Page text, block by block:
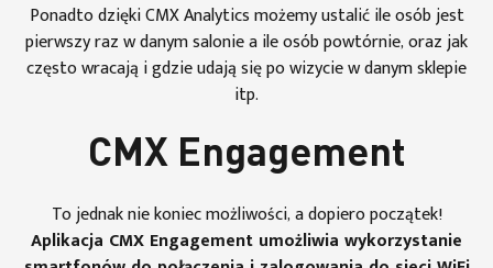
Ponadto dzięki CMX Analytics możemy ustalić ile osób jest
pierwszy raz w danym salonie a ile osób powtórnie, oraz jak
często wracają i gdzie udają się po wizycie w danym sklepie
itp.
CMX Engagement
To jednak nie koniec możliwości, a dopiero początek!
Aplikacja CMX Engagement umożliwia wykorzystanie